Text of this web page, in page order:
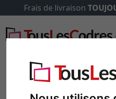
Frais de livraison